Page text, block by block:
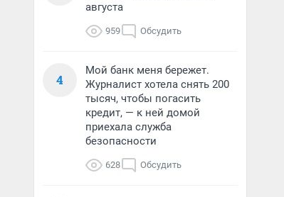
августа
959 Обсудить
4
Мой банк меня бережет.
Журналист хотела снять 200
тысяч, чтобы погасить
кредит, — к ней домой
приехала служба
безопасности
628 Обсудить